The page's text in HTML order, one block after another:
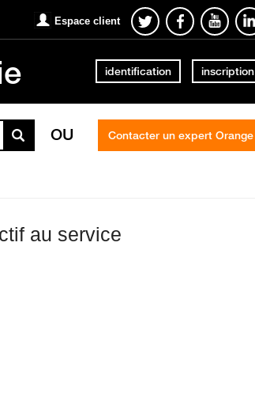
Espace client
identification inscription
OU Contacter un expert Orange
au service